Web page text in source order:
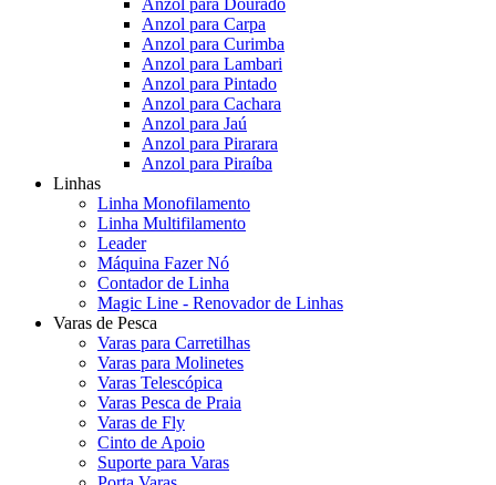
Anzol para Dourado
Anzol para Carpa
Anzol para Curimba
Anzol para Lambari
Anzol para Pintado
Anzol para Cachara
Anzol para Jaú
Anzol para Pirarara
Anzol para Piraíba
Linhas
Linha Monofilamento
Linha Multifilamento
Leader
Máquina Fazer Nó
Contador de Linha
Magic Line - Renovador de Linhas
Varas de Pesca
Varas para Carretilhas
Varas para Molinetes
Varas Telescópica
Varas Pesca de Praia
Varas de Fly
Cinto de Apoio
Suporte para Varas